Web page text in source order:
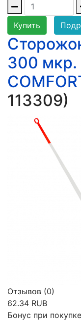
Купить
300 мкр.
113309)
Отзывов (0)
62.34 RUB
Бонус при